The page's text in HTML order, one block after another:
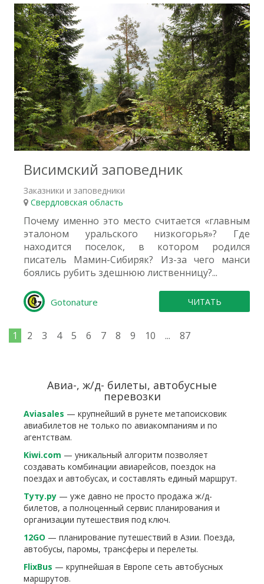
4
Висимский заповедник
Заказники и заповедники
Свердловская область
Почему именно это место считается «главным
эталоном уральского низкогорья»? Где
находится поселок, в котором родился
писатель Мамин-Сибиряк? Из-за чего манси
боялись рубить здешнюю лиственницу?...
Gotonature ЧИТАТЬ
1 2 3 4 5 6 7 8 9 10 ... 87
Авиа-, ж/д- билеты, автобусные
перевозки
Aviasales — крупнейший в рунете метапоисковик
авиабилетов не только по авиакомпаниям и по
агентствам.
Kiwi.com — уникальный алгоритм позволяет
создавать комбинации авиарейсов, поездок на
поездах и автобусах, и составлять единый маршрут.
Туту.ру — уже давно не просто продажа ж/д-
билетов, а полноценный сервис планирования и
организации путешествия под ключ.
12GO — планирование путешествий в Азии. Поезда,
автобусы, паромы, трансферы и перелеты.
FlixBus — крупнейшая в Европе сеть автобусных
маршрутов.